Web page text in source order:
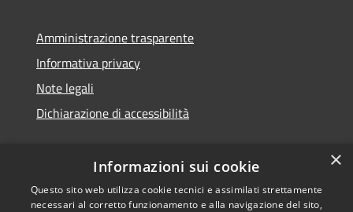
Amministrazione trasparente
Informativa privacy
Note legali
Dichiarazione di accessibilità
×
Informazioni sui cookie
Questo sito web utilizza cookie tecnici e assimilati strettamente
necessari al corretto funzionamento e alla navigazione del sito,